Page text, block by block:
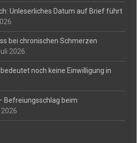
Unleserliches Datum auf Brief führt
bei chronischen Schmerzen
2026
noch keine Einwilligung in
Befreiungsschlag beim
2026